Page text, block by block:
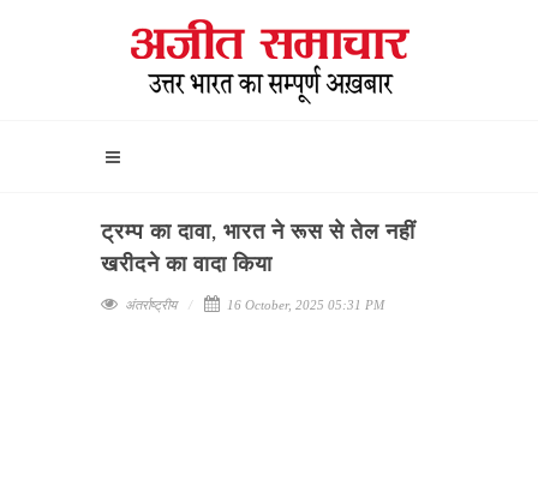
ट्रम्प का दावा, भारत ने रूस से तेल नहीं
खरीदने का वादा किया
अंतर्राष्ट्रीय 16 October, 2025 05:31 PM